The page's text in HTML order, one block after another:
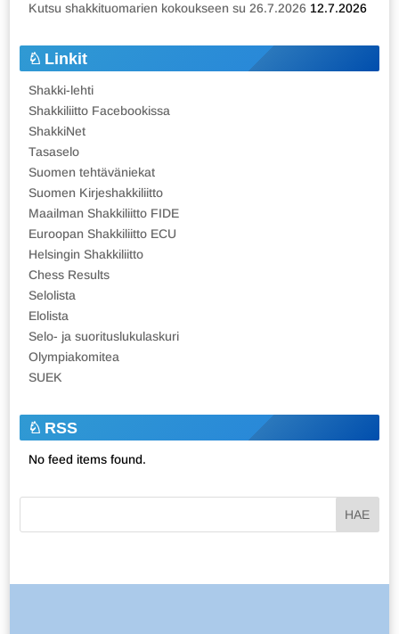
Kutsu shakkituomarien kokoukseen su 26.7.2026 12.7.2026
Linkit
Shakki-lehti
Shakkiliitto Facebookissa
ShakkiNet
Tasaselo
Suomen tehtäväniekat
Suomen Kirjeshakkiliitto
Maailman Shakkiliitto FIDE
Euroopan Shakkiliitto ECU
Helsingin Shakkiliitto
Chess Results
Selolista
Elolista
Selo- ja suorituslukulaskuri
Olympiakomitea
SUEK
RSS
No feed items found.